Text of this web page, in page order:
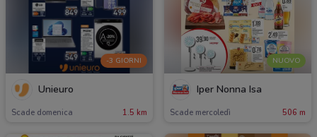
-3 GIORNI
Unieuro
Scade domenica 1.5 km
NUOVO
Iper Nonna Isa
Scade mercoledì 506 m